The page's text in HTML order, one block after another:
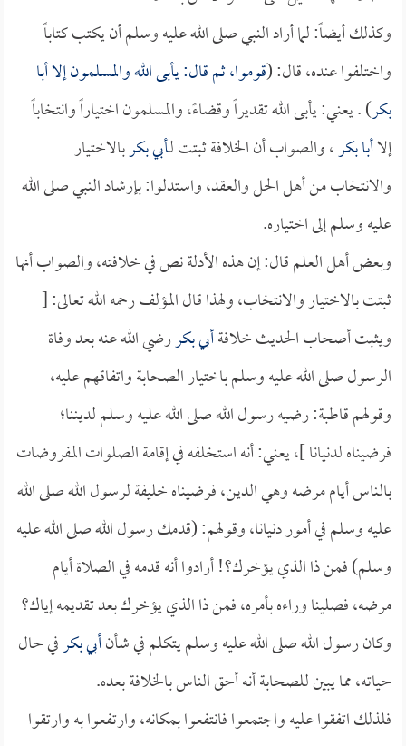
وكذلك أيضاً: لما أراد النبي صلى الله عليه وسلم أن يكتب كتاباً
واختلفوا عنده، قال: (قوموا، ثم قال: يأبى الله والمسلمون إلاأبا
بكر) . يعني: يأبى الله تقديراً وقضاءً، والمسلمون اختياراً وانتخاباً
إلاأبا بكر، والصواب أن الخلافة ثبتت لـأبي بكربالاختيار
والانتخاب من أهل الحل والعقد، واستدلوا: بإرشاد النبي صلى الله
عليه وسلم إلى اختياره.
وبعض أهل العلم قال: إن هذه الأدلة نص في خلافته، والصواب أنها
ثبتت بالاختيار والانتخاب، ولهذا قال المؤلف رحمه الله تعالى: [
ويثبت أصحاب الحديث خلافةأبي بكررضي الله عنه بعد وفاة
الرسول صلى الله عليه وسلم باختيار الصحابة واتفاقهم عليه،
وقولهم قاطبة: رضيه رسول الله صلى الله عليه وسلم لديننا؛
فرضيناه لدنيانا ]، يعني: أنه استخلفه في إقامة الصلوات المفروضات
بالناس أيام مرضه وهي الدين، فرضيناه خليفة لرسول الله صلى الله
عليه وسلم في أمور دنيانا، وقولهم: (قدمك رسول الله صلى الله عليه
وسلم) فمن ذا الذي يؤخرك؟! أرادوا أنه قدمه في الصلاة أيام
مرضه، فصلينا وراءه بأمره، فمن ذا الذي يؤخرك بعد تقديمه إياك؟
وكان رسول الله صلى الله عليه وسلم يتكلم في شأنأبي بكرفي حال
حياته، مما يبين للصحابة أنه أحق الناس بالخلافة بعده.
فلذلك اتفقوا عليه واجتمعوا فانتفعوا بمكانه، وارتفعوا به وارتقوا